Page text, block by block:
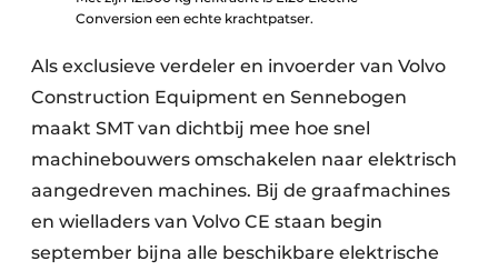
Conversion een echte krachtpatser.
Als exclusieve verdeler en invoerder van Volvo
Construction Equipment en Sennebogen
maakt SMT van dichtbij mee hoe snel
machinebouwers omschakelen naar elektrisch
aangedreven machines. Bij de graafmachines
en wielladers van Volvo CE staan begin
september bijna alle beschikbare elektrische